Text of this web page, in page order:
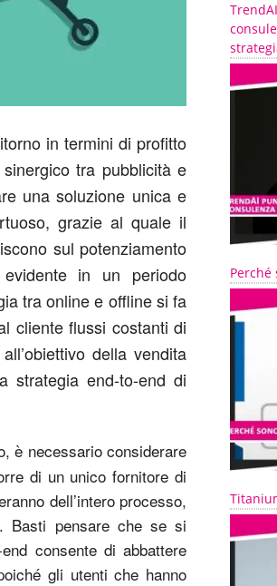
in termini di profitto
tra pubblicità e
una soluzione unica e
grazie al quale il
sul potenziamento
in un periodo
tra online e offline si fa
cliente flussi costanti di
della vendita
strategia end-to-end di
è necessario considerare
di un unico fornitore di
dell’intero processo,
Basti pensare che se si
consente di abbattere
gli utenti che hanno